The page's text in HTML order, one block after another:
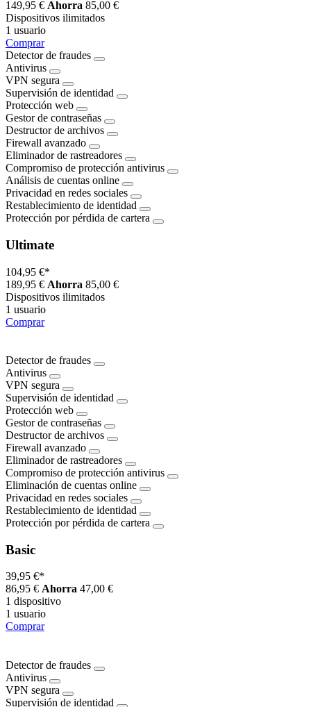
149,95 € Ahorra 85,00 €
Dispositivos ilimitados
1 usuario
Comprar
Detector de fraudes
Antivirus
VPN segura
Supervisión de identidad
Protección web
Gestor de contraseñas
Destructor de archivos
Firewall avanzado
Eliminador de rastreadores
Compromiso de protección antivirus
Análisis de cuentas online
Privacidad en redes sociales
Restablecimiento de identidad
Protección por pérdida de cartera
Ultimate
104,95 €*
189,95 € Ahorra 85,00 €
Dispositivos ilimitados
1 usuario
Comprar
Detector de fraudes
Antivirus
VPN segura
Supervisión de identidad
Protección web
Gestor de contraseñas
Destructor de archivos
Firewall avanzado
Eliminador de rastreadores
Compromiso de protección antivirus
Eliminación de cuentas online
Privacidad en redes sociales
Restablecimiento de identidad
Protección por pérdida de cartera
Basic
39,95 €*
86,95 € Ahorra 47,00 €
1 dispositivo
1 usuario
Comprar
Detector de fraudes
Antivirus
VPN segura
Supervisión de identidad